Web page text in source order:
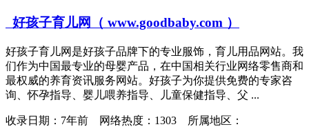
好孩子育儿网（ www.goodbaby.com ）
好孩子育儿网是好孩子品牌下的专业服饰，育儿用品网站。我
们作为中国最专业的母婴产品，在中国相关行业网络零售商和
最权威的养育资讯服务网站。好孩子为你提供免费的专家咨
询、怀孕指导、婴儿喂养指导、儿童保健指导、父 ...
收录日期： 7年前 网络热度：1303 所属地区：